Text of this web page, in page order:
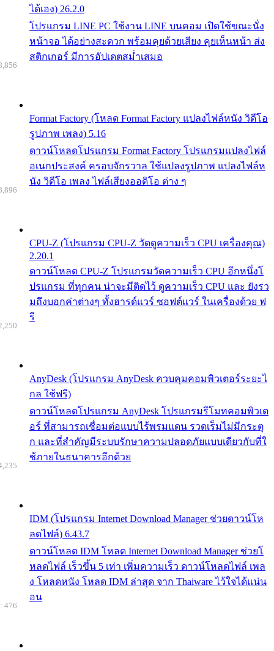
ได้เอง) 26.2.0
โปรแกรม LINE PC ใช้งาน LINE บนคอม เปิดใช้ขณะนั่ง
หน้าจอ ได้อย่างสะดวก พร้อมคุยด้วยเสียง คุยเห็นหน้า ส่ง
สติกเกอร์ มีการอัปเดตสม่ำเสมอ
Format Factory (โหลด Format Factory แปลงไฟล์หนัง วิดีโอ
รูปภาพ เพลง) 5.16
ดาวน์โหลดโปรแกรม Format Factory โปรแกรมแปลงไฟล์
อเนกประสงค์ ครอบจักรวาล ใช้แปลงรูปภาพ แปลงไฟล์ห
นัง วิดีโอ เพลง ไฟล์เสียงออดิโอ ต่าง ๆ
CPU-Z (โปรแกรม CPU-Z วัดดูความเร็ว CPU เครื่องคุณ)
2.20.1
ดาวน์โหลด CPU-Z โปรแกรมวัดความเร็ว CPU อีกหนึ่งโ
ปรแกรม ที่ทุกคน น่าจะมีติดไว้ ดูความเร็ว CPU และ ยังรว
มถึงบอกค่าต่างๆ ทั้งฮารด์แวร์ ซอฟต์แวร์ ในเครื่องด้วย ฟ
รี
AnyDesk (โปรแกรม AnyDesk ควบคุมคอมพิวเตอร์ระยะไ
กล ใช้ฟรี)
ดาวน์โหลดโปรแกรม AnyDesk โปรแกรมรีโมทคอมพิวเต
อร์ ที่สามารถเชื่อมต่อแบบไร้พรมแดน รวดเร็มไม่มีกระตุ
ก และที่สำคัญมีระบบรักษาความปลอดภัยแบบเดียวกับที่ใ
ช้ภายในธนาคารอีกด้วย
IDM (โปรแกรม Internet Download Manager ช่วยดาวน์โห
ลดไฟล์) 6.43.7
ดาวน์โหลด IDM โหลด Internet Download Manager ช่วยโ
หลดไฟล์ เร็วขึ้น 5 เท่า เพิ่มความเร็ว ดาวน์โหลดไฟล์ เพล
ง โหลดหนัง โหลด IDM ล่าสุด จาก Thaiware ไว้ใจได้แน่น
อน
476